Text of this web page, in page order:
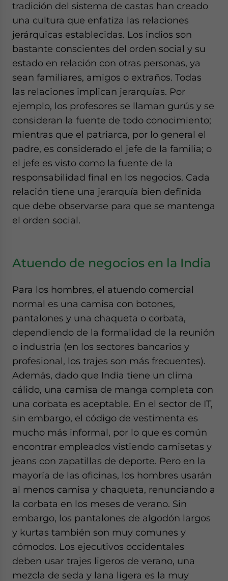
tradición del sistema de castas han creado
una cultura que enfatiza las relaciones
jerárquicas establecidas. Los indios son
bastante conscientes del orden social y su
estado en relación con otras personas, ya
sean familiares, amigos o extraños. Todas
las relaciones implican jerarquías. Por
ejemplo, los profesores se llaman gurús y se
consideran la fuente de todo conocimiento;
mientras que el patriarca, por lo general el
padre, es considerado el jefe de la familia; o
el jefe es visto como la fuente de la
responsabilidad final en los negocios. Cada
relación tiene una jerarquía bien definida
que debe observarse para que se mantenga
el orden social.
Atuendo de negocios en la India
Para los hombres, el atuendo comercial
normal es una camisa con botones,
pantalones y una chaqueta o corbata,
dependiendo de la formalidad de la reunión
o industria (en los sectores bancarios y
profesional, los trajes son más frecuentes).
Además, dado que India tiene un clima
cálido, una camisa de manga completa con
una corbata es aceptable. En el sector de IT,
sin embargo, el código de vestimenta es
mucho más informal, por lo que es común
encontrar empleados vistiendo camisetas y
jeans con zapatillas de deporte. Pero en la
mayoría de las oficinas, los hombres usarán
al menos camisa y chaqueta, renunciando a
la corbata en los meses de verano. Sin
embargo, los pantalones de algodón largos
y kurtas también son muy comunes y
cómodos. Los ejecutivos occidentales
deben usar trajes ligeros de verano, una
mezcla de seda y lana ligera es la muy